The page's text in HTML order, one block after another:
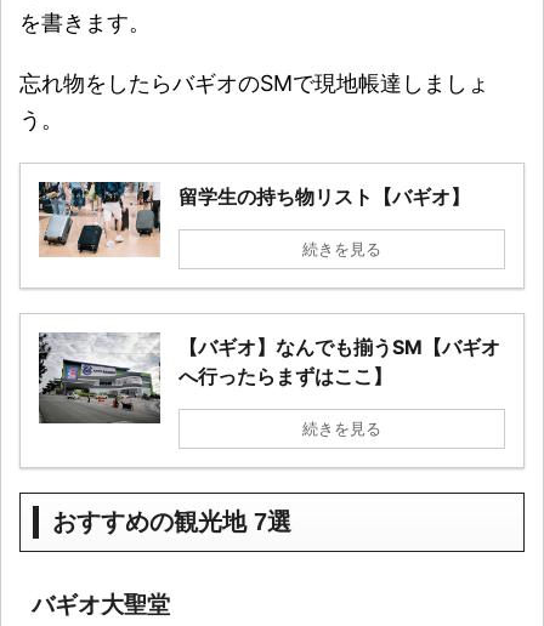
を書きます。
忘れ物をしたらバギオのSMで現地帳達しましょ
う。
留学生の持ち物リスト【バギオ】
続きを見る
【バギオ】なんでも揃うSM【バギオ
へ行ったらまずはここ】
続きを見る
おすすめの観光地 7選
バギオ大聖堂